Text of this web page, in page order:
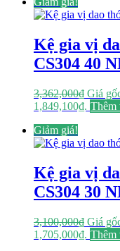
Kệ gia vị
CS304 40
3,362,000₫ Giá
1,849,100₫. Thêm
Giảm giá!
Kệ gia vị
CS304 30
3,100,000₫ Giá
1,705,000₫. Thêm